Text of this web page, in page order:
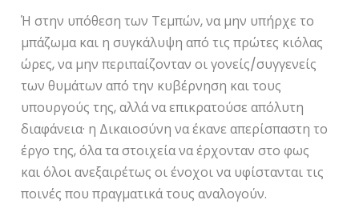
Ή στην υπόθεση των Τεμπών, να μην υπήρχε το
μπάζωμα και η συγκάλυψη από τις πρώτες κιόλας
ώρες, να μην περιπαίζονταν οι γονείς/συγγενείς
των θυμάτων από την κυβέρνηση και τους
υπουργούς της, αλλά να επικρατούσε απόλυτη
διαφάνεια· η Δικαιοσύνη να έκανε απερίσπαστη το
έργο της, όλα τα στοιχεία να έρχονταν στο φως
και όλοι ανεξαιρέτως οι ένοχοι να υφίστανται τις
ποινές που πραγματικά τους αναλογούν.